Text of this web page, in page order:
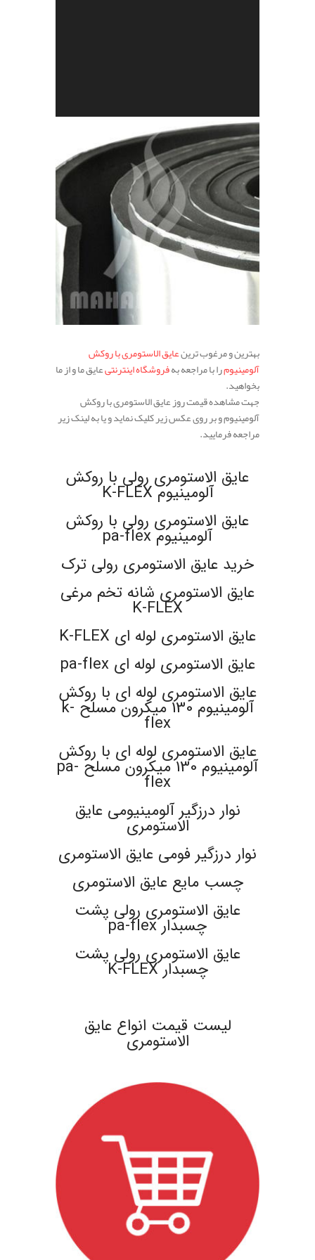
بهترین و مرغوب ترینعایق الاستومری با روکش
آلومینیومرا با مراجعه بهفروشگاه اینترنتیعایق ما و از ما
بخواهید.
جهت مشاهده قیمت روز عایق الاستومری با روکش
آلومینیوم و بر روی عکس زیر کلیک نماید و یا به لینک زیر
مراجعه فرمایید.
عایق الاستومری رولی با روکش
آلومینیوم K-FLEX
عایق الاستومری رولی با روکش
آلومینیوم pa-flex
خرید عایق الاستومری رولی ترک
عایق الاستومری شانه تخم مرغی
K-FLEX
عایق الاستومری لوله ای K-FLEX
عایق الاستومری لوله ای pa-flex
عایق الاستومری لوله ای با روکش
آلومینیوم 130 میکرون مسلح k-
flex
عایق الاستومری لوله ای با روکش
آلومینیوم 130 میکرون مسلح pa-
flex
نوار درزگیر آلومینیومی عایق
الاستومری
نوار درزگیر فومی عایق الاستومری
چسب مایع عایق الاستومری
عایق الاستومری رولی پشت
چسبدار pa-flex
عایق الاستومری رولی پشت
چسبدار K-FLEX
لیست قیمت انواع عایق
الاستومری